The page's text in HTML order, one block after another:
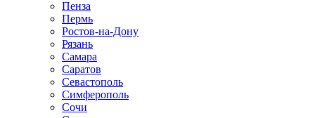
Пенза
Пермь
Ростов-на-Дону
Рязань
Самара
Саратов
Севастополь
Симферополь
Сочи